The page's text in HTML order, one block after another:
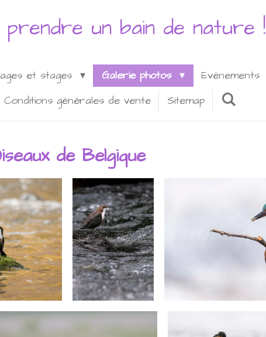
un bain de nature !
et stages Galerie photos
Evènements
Conditions générales de vente Sitemap
de Belgique